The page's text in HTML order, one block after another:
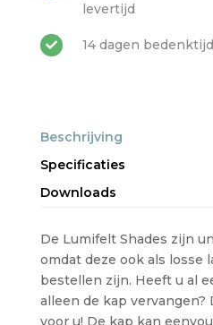
levertijd
 14 dagen
Beschrijving
Specificaties
Downloads
De Lumifelt Shades zijn
omdat deze ook als losse
bestellen zijn. Heeft u al
alleen de kap
voor u! De kap kan